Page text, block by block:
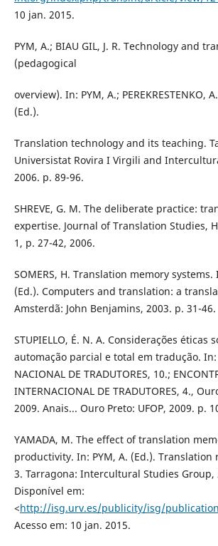
10 jan. 2015.
PYM, A.; BIAU GIL, J. R. Technology and
(pedagogical
overview). In: PYM, A.; PEREKRESTENKO,
(Ed.).
Translation technology and its teaching.
Universistat Rovira I Virgili and
2006. p. 89-96.
SHREVE, G. M. The deliberate practice:
expertise. Journal of Translation Studies,
1, p. 27-42, 2006.
SOMERS, H. Translation memory systems.
(Ed.). Computers and translation: a
Amsterdã: John Benjamins, 2003. p. 31-46.
STUPIELLO, É. N. A. Considerações éticas
automação parcial e total em tradução. In:
NACIONAL DE TRADUTORES, 10.;
INTERNACIONAL DE TRADUTORES, 4.,
2009. Anais... Ouro Preto: UFOP, 2009. p.
YAMADA, M. The effect of translation
productivity. In: PYM, A. (Ed.). Translation
3. Tarragona: Intercultural Studies Group,
Disponível em:
<http://isg.urv.es/publicity/isg/
Acesso em: 10 jan. 2015.